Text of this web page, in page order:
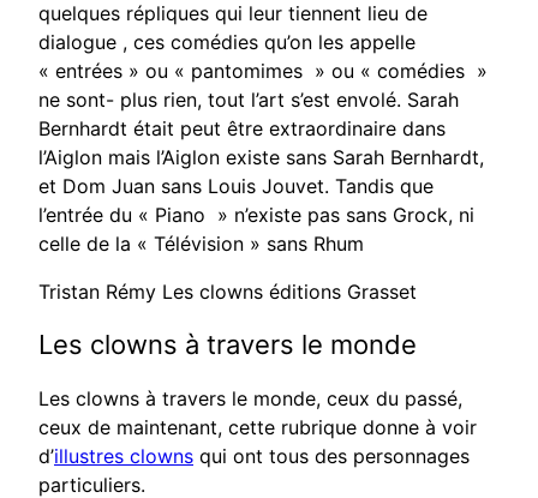
quelques répliques qui leur tiennent lieu de
dialogue , ces comédies qu’on les appelle
« entrées » ou « pantomimes » ou « comédies »
ne sont- plus rien, tout l’art s’est envolé. Sarah
Bernhardt était peut être extraordinaire dans
l’Aiglon mais l’Aiglon existe sans Sarah Bernhardt,
et Dom Juan sans Louis Jouvet. Tandis que
l’entrée du « Piano » n’existe pas sans Grock, ni
celle de la « Télévision » sans Rhum
Tristan Rémy Les clowns éditions Grasset
Les clowns à travers le monde
Les clowns à travers le monde, ceux du passé,
ceux de maintenant, cette rubrique donne à voir
d’illustres clowns qui ont tous des personnages
particuliers.